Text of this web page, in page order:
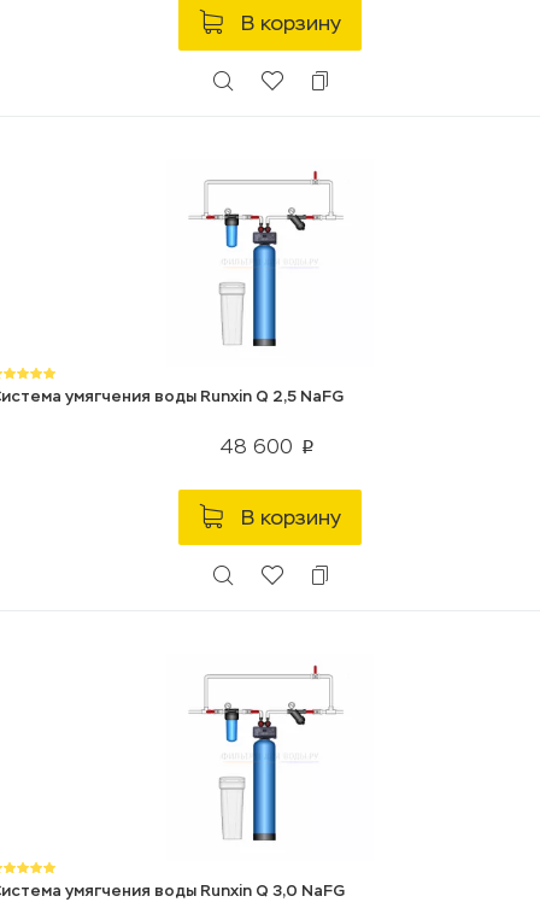
В корзину
умягчения воды Runxin Q 2,5 NaFG
48 600 p
В корзину
умягчения воды Runxin Q 3,0 NaFG